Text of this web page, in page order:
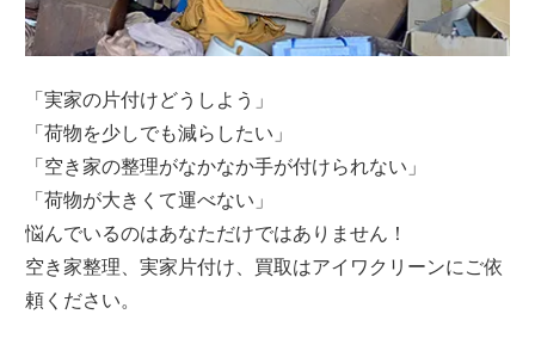
「実家の片付けどうしよう」
「荷物を少しでも減らしたい」
「空き家の整理がなかなか手が付けられない」
「荷物が大きくて運べない」
悩んでいるのはあなただけではありません！
空き家整理、実家片付け、買取はアイワクリーンにご依
頼ください。